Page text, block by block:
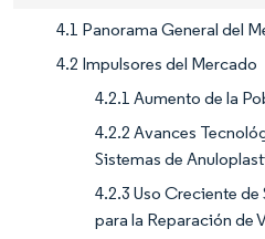
4.1 Panorama General del
4.2 Impulsores del Mercado
4.2.1 Aumento de la
4.2.2 Avances
Sistemas de
4.2.3 Uso Creciente
para la Reparación de